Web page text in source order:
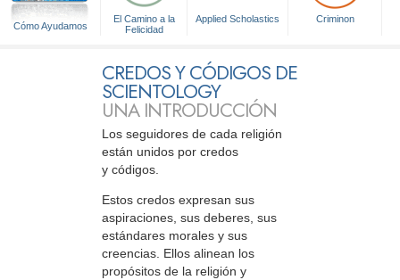
Cómo Ayudamos
El Camino a la
Felicidad
Applied Scholastics Criminon
CREDOS Y CÓDIGOS DE
SCIENTOLOGY
UNA INTRODUCCIÓN
Los seguidores de cada religión
están unidos por credos
y códigos.
Estos credos expresan sus
aspiraciones, sus deberes, sus
estándares morales y sus
creencias. Ellos alinean los
propósitos de la religión y